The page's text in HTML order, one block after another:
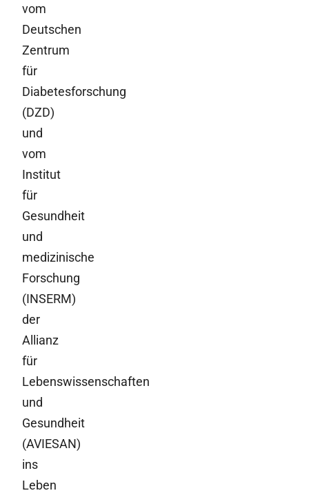
vom
Deutschen
Zentrum
für
Diabetesforschung
(DZD)
und
vom
Institut
für
Gesundheit
und
medizinische
Forschung
(INSERM)
der
Allianz
für
Lebenswissenschaften
und
Gesundheit
(AVIESAN)
ins
Leben